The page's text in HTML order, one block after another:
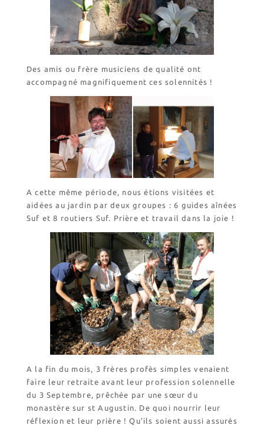
Des amis ou frère musiciens de qualité ont
accompagné magnifiquement ces solennités !
A cette même période, nous étions visitées et
aidées au jardin par deux groupes : 6 guides aînées
Suf et 8 routiers Suf. Prière et travail dans la joie !
A la fin du mois, 3 frères profès simples venaient
faire leur retraite avant leur profession solennelle
du 3 Septembre, prêchée par une sœur du
monastère sur st Augustin. De quoi nourrir leur
réflexion et leur prière ! Qu’ils soient aussi assurés